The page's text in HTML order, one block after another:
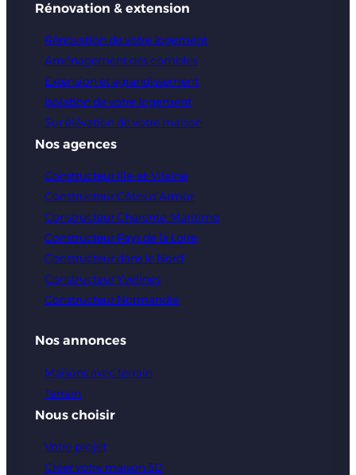
Rénovation & extension
Rénovation de votre logement
Aménagement des combles
Extension et agrandissement
Isolation de votre logement
Sur élévation de votre maison
Nos agences
Constructeur Ille-et-Vilaine
Constructeur Côtes d’Armor
Constructeur Charente-Maritime
Constructeur Pays de la Loire
Constructeur dans le Nord
Constructeur Yvelines
Constructeur Normandie
Nos annonces
Maisons avec terrain
Terrain
Nous choisir
Votre projet
Créer votre maison 3D